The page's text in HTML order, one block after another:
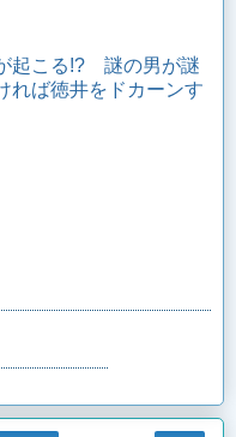
起こる!? 謎の男が謎
れば徳井をドカーンす